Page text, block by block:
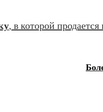
, в которой